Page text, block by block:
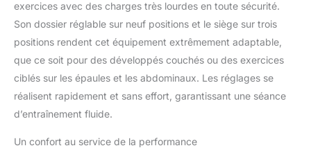
directement dans les
ouvertures prévues à cet
effet, garantissant une
position parfaitement
stable. Idéal pour divers
exercices, comme le
développé couché (à plat
DOSSIER RÉGLABLE SUR
exercices avec des charges très lourdes en toute sécurité.
Son dossier réglable sur neuf positions et le siège sur trois
positions rendent cet équipement extrêmement adaptable,
que ce soit pour des développés couchés ou des exercices
ciblés sur les épaules et les abdominaux. Les réglages se
réalisent rapidement et sans effort, garantissant une séance
d’entraînement fluide.
Un confort au service de la performance